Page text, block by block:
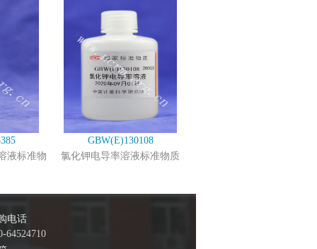
液标准物
GBW(E)130108
氯化钾电导率溶液标准物质
电话
64524710